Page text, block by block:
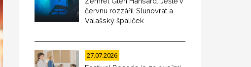
červnu rozzářil Slunovrat a
Valašský špalíček
27.07.2026